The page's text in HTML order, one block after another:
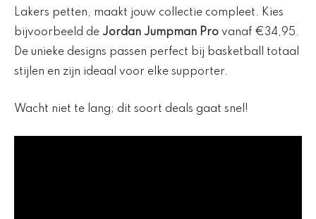
Lakers petten, maakt jouw collectie compleet. Kies
bijvoorbeeld de Jordan Jumpman Pro vanaf €34,95.
De unieke designs passen perfect bij basketball totaal
stijlen en zijn ideaal voor elke supporter.
Wacht niet te lang; dit soort deals gaat snel!